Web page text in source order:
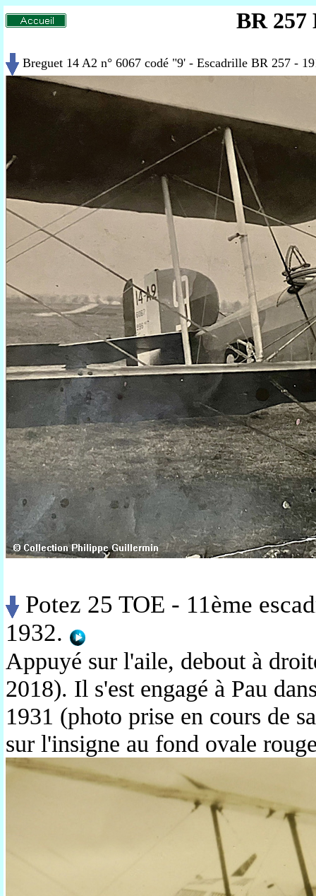
BR 257
Breguet 14 A2 n° 6067 codé "9' - Escadrille BR 257 -
Potez 25 TOE - 11ème
1932.
Appuyé sur l'aile, debout à
2018). Il s'est engagé à Pau
1931 (photo prise en cours de
sur l'insigne au fond ovale